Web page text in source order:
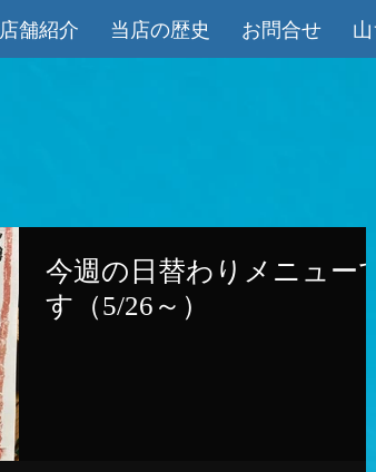
店舗紹介 当店の歴史 お問合せ
今週の日替わりメニューで
す（5/26～）